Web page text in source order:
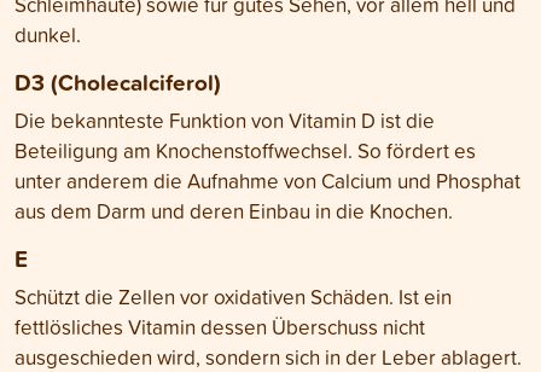
dunkel.
D3 (Cholecalciferol)
Die bekannteste Funktion von Vitamin D ist die
Beteiligung am Knochenstoffwechsel. So fördert es
unter anderem die Aufnahme von Calcium und Phosphat
aus dem Darm und deren Einbau in die Knochen.
E
Schützt die Zellen vor oxidativen Schäden. Ist ein
fettlösliches Vitamin dessen Überschuss nicht
ausgeschieden wird, sondern sich in der Leber ablagert.